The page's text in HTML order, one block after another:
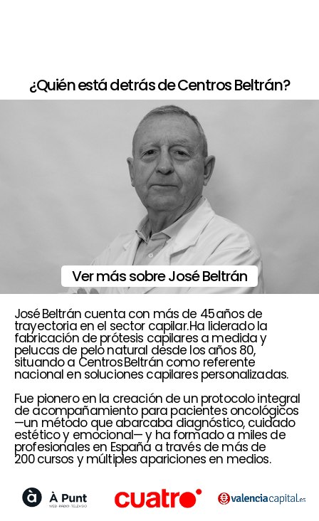
¿Quién está detrás de Centros Beltrán?
Ver más sobre José Beltrán
José Beltrán cuenta con más de 45 años de
trayectoria en el sector capilar. Ha liderado la
fabricación de prótesis capilares a medida y
pelucas de pelo natural desde los años 80,
situando a Centros Beltrán como referente
nacional en soluciones capilares personalizadas.
Fue pionero en la creación de un protocolo integral
de acompañamiento para pacientes oncológicos
—un método que abarcaba diagnóstico, cuidado
estético y emocional— y ha formado a miles de
profesionales en España a través de más de
200 cursos y múltiples apariciones en medios.